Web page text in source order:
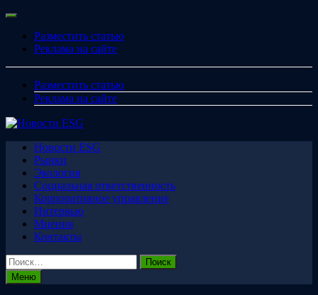
Перейти
содержимому
Меню
Разместить статью
Реклама на сайте
Разместить статью
Реклама на сайте
Новости ESG
Рынки
Экология
Социальная ответственность
Корпоративное управление
Интервью
Мнения
Контакты
Найти:
Меню